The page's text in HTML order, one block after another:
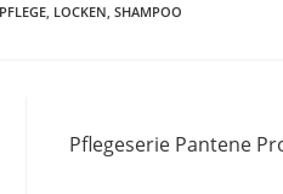
LOCKEN SHAMPOO
Pflegeserie Pantene